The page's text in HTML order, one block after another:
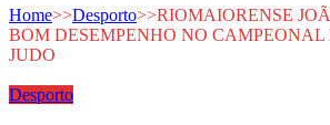
Home>>Desporto>>RIOMAIORENSE
BOM DESEMPENHO NO
JUDO
Desporto